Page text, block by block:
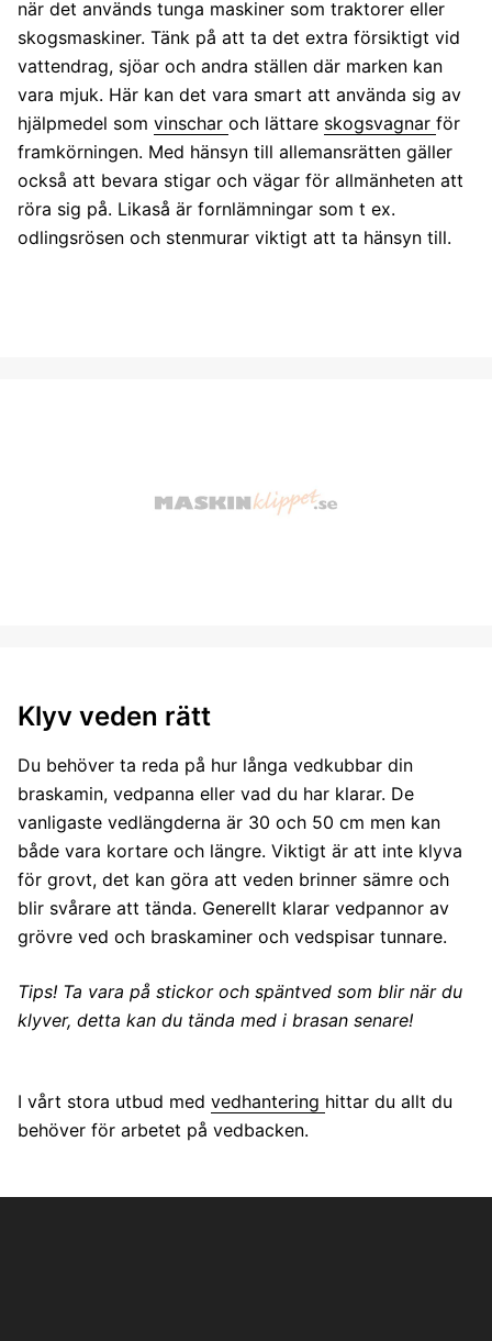
när det används tunga maskiner som traktorer eller
skogsmaskiner. Tänk på att ta det extra försiktigt vid
vattendrag, sjöar och andra ställen där marken kan
vara mjuk. Här kan det vara smart att använda sig av
hjälpmedel som vinschar och lättare skogsvagnar för
framkörningen. Med hänsyn till allemansrätten gäller
också att bevara stigar och vägar för allmänheten att
röra sig på. Likaså är fornlämningar som t ex.
odlingsrösen och stenmurar viktigt att ta hänsyn till.
Klyv veden rätt
Du behöver ta reda på hur långa vedkubbar din
braskamin, vedpanna eller vad du har klarar. De
vanligaste vedlängderna är 30 och 50 cm men kan
både vara kortare och längre. Viktigt är att inte klyva
för grovt, det kan göra att veden brinner sämre och
blir svårare att tända. Generellt klarar vedpannor av
grövre ved och braskaminer och vedspisar tunnare.
Tips! Ta vara på stickor och späntved som blir när du
klyver, detta kan du tända med i brasan senare!
I vårt stora utbud med vedhantering hittar du allt du
behöver för arbetet på vedbacken.